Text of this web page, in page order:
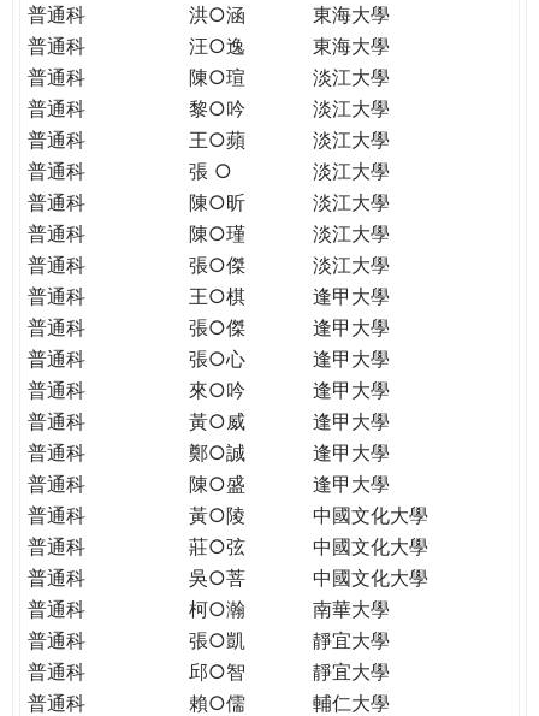
普通科
洪○涵
東海大學
普通科
汪○逸
東海大學
普通科
陳○瑄
淡江大學
普通科
黎○吟
淡江大學
普通科
王○蘋
淡江大學
普通科
張 ○
淡江大學
普通科
陳○昕
淡江大學
普通科
陳○瑾
淡江大學
普通科
張○傑
淡江大學
普通科
王○棋
逢甲大學
普通科
張○傑
逢甲大學
普通科
張○心
逢甲大學
普通科
來○吟
逢甲大學
普通科
黃○威
逢甲大學
普通科
鄭○誠
逢甲大學
普通科
陳○盛
逢甲大學
普通科
黃○陵
中國文化大學
普通科
莊○弦
中國文化大學
普通科
吳○菩
中國文化大學
普通科
柯○瀚
南華大學
普通科
張○凱
靜宜大學
普通科
邱○智
靜宜大學
普通科
賴○儒
輔仁大學